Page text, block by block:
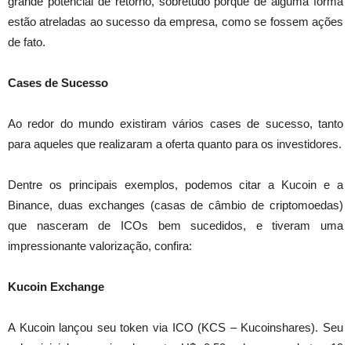
estão atreladas ao sucesso da empresa, como se fossem ações
de fato.
Cases de Sucesso
Ao redor do mundo existiram vários cases de sucesso, tanto
para aqueles que realizaram a oferta quanto para os investidores.
Dentre os principais exemplos, podemos citar a Kucoin e a
Binance, duas exchanges (casas de câmbio de criptomoedas)
que nasceram de ICOs bem sucedidos, e tiveram uma
impressionante valorização, confira:
Kucoin Exchange
A Kucoin lançou seu token via ICO (KCS – Kucoinshares). Seu